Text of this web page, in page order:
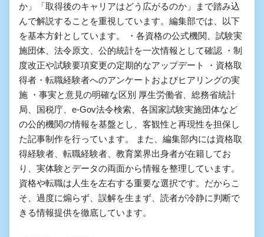
か」「取得後のキャリアはどう広がるのか」まで踏み込
んで解説することを重視しています。編集部では、以下
を基本方針としています。 ・各資格の公式機関、試験実
施団体、法令原文、公的統計を一次情報として確認 ・制
度改正や試験要項変更の定期的なアップデート ・資格取
得者・転職経験者へのアンケートおよびヒアリングの実
施 ・事実と意見の明確な区別 厚生労働省、総務省統計
局、国税庁、e-Gov法令検索、各国家試験実施団体など
の公的機関の情報を基盤とし、客観性と再現性を担保し
た記事制作を行っています。 また、編集部内には資格取
得経験者、転職経験者、教育業界出身者が在籍してお
り、実体験とデータの両面から情報を整理しています。
資格や転職は人生を左右する重要な選択です。だからこ
そ、過度に煽らず、誤解を生まず、読者が冷静に判断で
きる情報提供を徹底しています。